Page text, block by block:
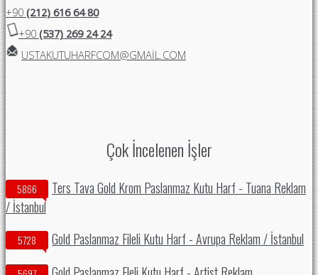
+90 (212) 616 64 80
+90 (537) 269 24 24
USTAKUTUHARFCOM@GMAIL.COM
Çok İncelenen İşler
5866
Ters Tava Gold Krom Paslanmaz Kutu Harf - Tuana Reklam
/ İstanbul
5728 Gold Paslanmaz Fileli Kutu Harf - Avrupa Reklam / İstanbul